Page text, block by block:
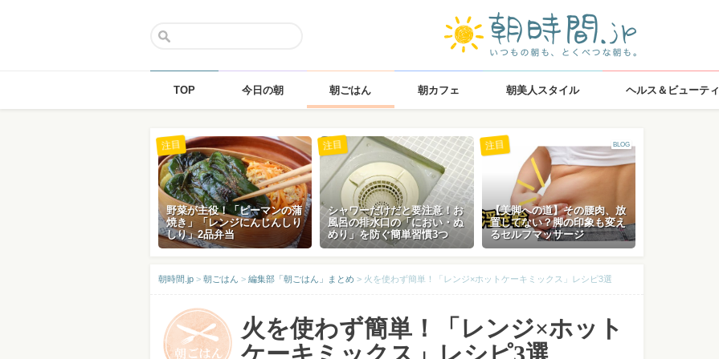
TOP 今日の朝 朝ごはん 朝カフェ 朝美人スタイル ヘルス＆ビューティ
野菜が主役！「ピーマンの蒲
焼き」「レンジにんじんしり
しり」2品弁当
注目
シャワーだけだと要注意！お
風呂の排水口の「におい・ぬ
めり」を防ぐ簡単習慣3つ
注目 BLOG
【美脚への道】その腰肉、放
置してない？脚の印象も変え
るセルフマッサージ
注目
朝時間.jp > 朝ごはん > 編集部「朝ごはん」まとめ > 火を使わず簡単！「レンジ×ホットケーキミックス」レシピ3選
火を使わず簡単！「レンジ×ホット